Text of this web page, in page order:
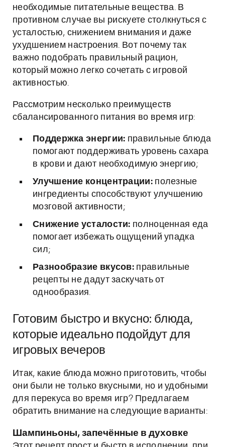
необходимые питательные вещества. В
противном случае вы рискуете столкнуться с
усталостью, снижением внимания и даже
ухудшением настроения. Вот почему так
важно подобрать правильный рацион,
который можно легко сочетать с игровой
активностью.
Рассмотрим несколько преимуществ
сбалансированного питания во время игр:
Поддержка энергии: правильные блюда
помогают поддерживать уровень сахара
в крови и дают необходимую энергию;
Улучшение концентрации:полезные
ингредиенты способствуют улучшению
мозговой активности;
Снижение усталости: полноценная еда
помогает избежать ощущений упадка
сил;
Разнообразие вкусов: правильные
рецепты не дадут заскучать от
однообразия.
Готовим быстро и вкусно: блюда,
которые идеально подойдут для
игровых вечеров
Итак, какие блюда можно приготовить, чтобы
они были не только вкусными, но и удобными
для перекуса во время игр? Предлагаем
обратить внимание на следующие варианты:
Шампиньоны, запечённые в духовке